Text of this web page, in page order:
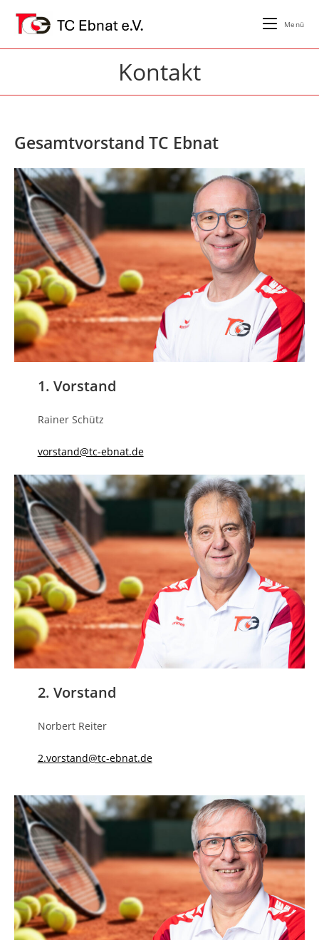
Inhalt
Menü
Kontakt
Gesamtvorstand TC Ebnat
1. Vorstand
Rainer Schütz
vorstand@tc-ebnat.de
2. Vorstand
Norbert Reiter
2.vorstand@tc-ebnat.de